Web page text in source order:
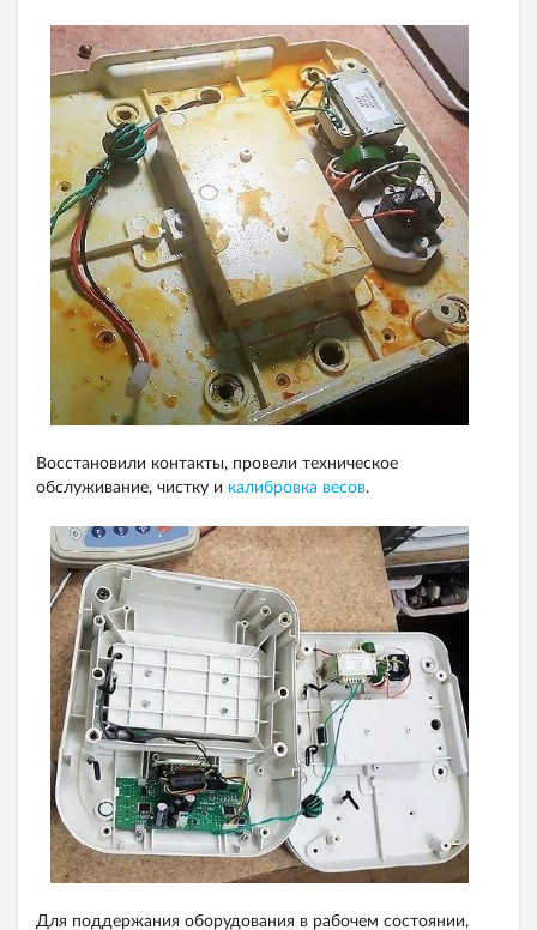
Восстановили контакты, провели техническое
обслуживание, чистку и калибровка весов.
Для поддержания оборудования в рабочем состоянии,